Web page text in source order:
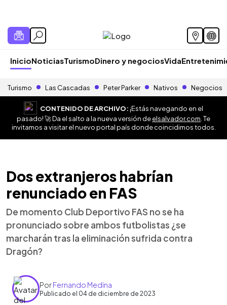
InicioNoticiasTurismoDinero y negociosVida
Turismo Las Cascadas Peter Parker Nativos Negocios
CONTENIDO DE ARCHIVO:¡Estás navegando en el
pasado! 🚀 Da el salto a la nueva versión deelsalvador.com . Te
invitamos a visitar el nuevo portal país donde coincidimos todos.
Dos extranjeros habrían
renunciado en FAS
De momento Club Deportivo FAS no se ha
pronunciado sobre ambos futbolistas ¿se
marcharán tras la eliminación sufrida contra
Dragón?
PorFernando Medina
Publicado el 04 de diciembre de 2023